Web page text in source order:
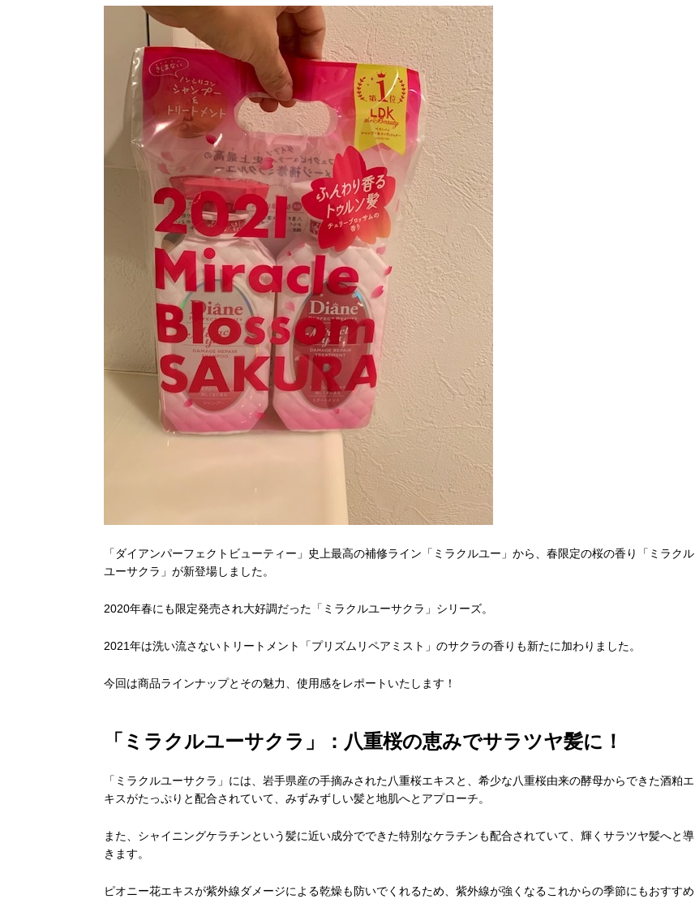
「ダイアンパーフェクトビューティー」史上最高の補修ライン「ミラクルユー」から、春限定の桜の香り「ミラクル
ユーサクラ」が新登場しました。
2020年春にも限定発売され大好調だった「ミラクルユーサクラ」シリーズ。
2021年は洗い流さないトリートメント「プリズムリペアミスト」のサクラの香りも新たに加わりました。
今回は商品ラインナップとその魅力、使用感をレポートいたします！
「ミラクルユーサクラ」：八重桜の恵みでサラツヤ髪に！
「ミラクルユーサクラ」には、岩手県産の手摘みされた八重桜エキスと、希少な八重桜由来の酵母からできた酒粕エ
キスがたっぷりと配合されていて、みずみずしい髪と地肌へとアプローチ。
また、シャイニングケラチンという髪に近い成分でできた特別なケラチンも配合されていて、輝くサラツヤ髪へと導
きます。
ピオニー花エキスが紫外線ダメージによる乾燥も防いでくれるため、紫外線が強くなるこれからの季節にもおすすめ